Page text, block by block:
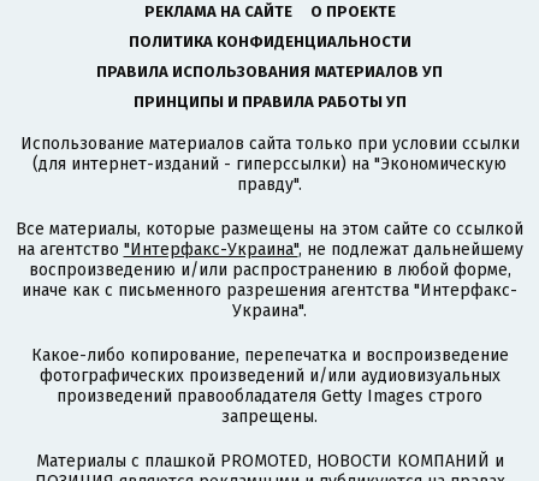
РЕКЛАМА НА САЙТЕ
О ПРОЕКТЕ
ПОЛИТИКА КОНФИДЕНЦИАЛЬНОСТИ
ПРАВИЛА ИСПОЛЬЗОВАНИЯ МАТЕРИАЛОВ УП
ПРИНЦИПЫ И ПРАВИЛА РАБОТЫ УП
Использование материалов сайта только при условии ссылки
(для интернет-изданий - гиперссылки) на "Экономическую
правду".
Все материалы, которые размещены на этом сайте со ссылкой
на агентство "Интерфакс-Украина", не подлежат дальнейшему
воспроизведению и/или распространению в любой форме,
иначе как с письменного разрешения агентства "Интерфакс-
Украина".
Какое-либо копирование, перепечатка и воспроизведение
фотографических произведений и/или аудиовизуальных
произведений правообладателя Getty Images строго
запрещены.
Материалы с плашкой PROMOTED, НОВОСТИ КОМПАНИЙ и